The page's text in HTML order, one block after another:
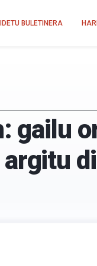
BULETINERA
gailu